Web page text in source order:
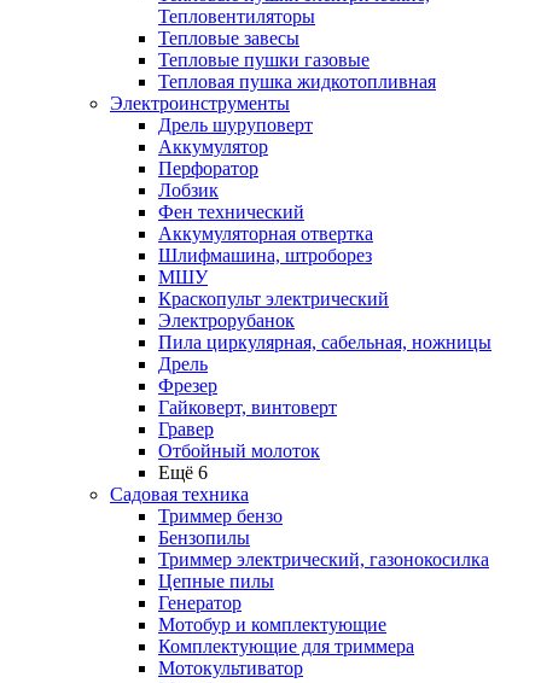
Тепловентиляторы
Тепловые завесы
Тепловые пушки газовые
Тепловая пушка жидкотопливная
Электроинструменты
Дрель шуруповерт
Аккумулятор
Перфоратор
Лобзик
Фен технический
Аккумуляторная отвертка
Шлифмашина, штроборез
МШУ
Краскопульт электрический
Электрорубанок
Пила циркулярная, сабельная, ножницы
Дрель
Фрезер
Гайковерт, винтоверт
Гравер
Отбойный молоток
Ещё 6
Садовая техника
Триммер бензо
Бензопилы
Триммер электрический, газонокосилка
Цепные пилы
Генератор
Мотобур и комплектующие
Комплектующие для триммера
Мотокультиватор